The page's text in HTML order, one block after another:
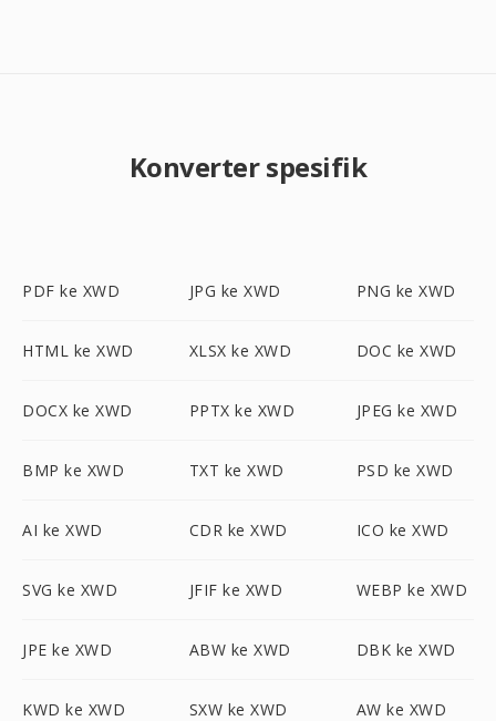
Konverter spesifik
PDF ke XWD JPG ke XWD PNG ke XWD
HTML ke XWD XLSX ke XWD DOC ke XWD
DOCX ke XWD PPTX ke XWD JPEG ke XWD
BMP ke XWD TXT ke XWD PSD ke XWD
AI ke XWD CDR ke XWD ICO ke XWD
SVG ke XWD JFIF ke XWD WEBP ke XWD
JPE ke XWD ABW ke XWD DBK ke XWD
KWD ke XWD SXW ke XWD AW ke XWD